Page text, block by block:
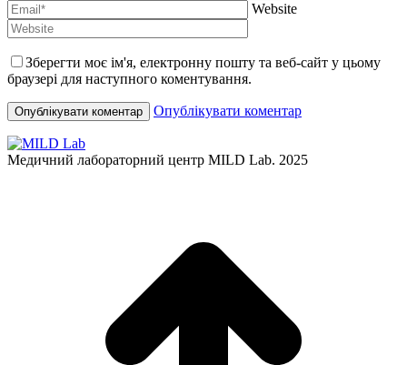
Website
Зберегти моє ім'я, електронну пошту та веб-сайт у цьому
браузері для наступного коментування.
Опублікувати коментар
Медичний лабораторний центр MILD Lab. 2025